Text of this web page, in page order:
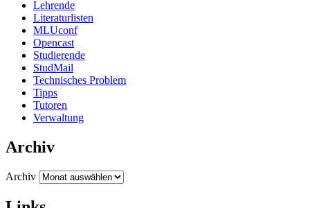
Lehrende
Literaturlisten
MLUconf
Opencast
Studierende
StudMail
Technisches Problem
Tipps
Tutoren
Verwaltung
Archiv
Archiv